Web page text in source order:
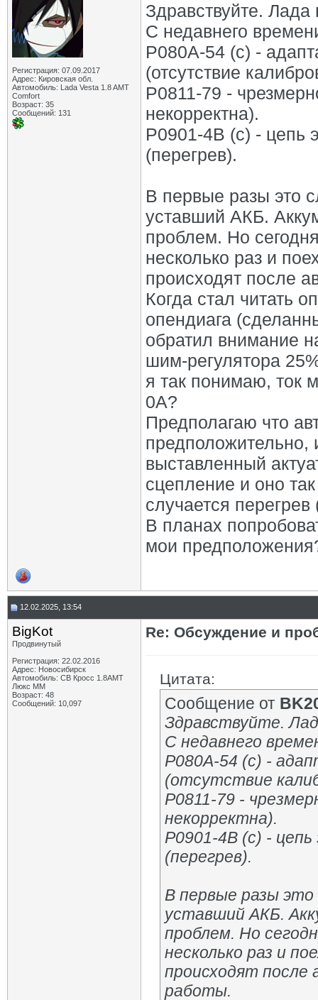
Регистрация: 07.09.2017
Адрес: Кировская обл.
Автомобиль: Lada Vesta 1.8 AMT
Comfort
Возраст: 35
Сообщений: 131
Здравствуйте.
С недавнего
P080A-54 (c) -
(отсутствие
P0811-79 -
некорректна).
P0901-4B (c) - цепь
(перегрев).
В первые разы это
уставший АКБ.
проблем. Но
несколько раз и
происходят после
Когда стал читать
опендиага
обратил внимание
шим-регулятора
я так понимаю, ток
0А?
Предполагаю что
предположительно,
выставленный
сцепление и оно
случается
В планах
мои
12.02.2025, 13:54
BigKot
Продвинутый
Регистрация: 22.02.2016
Адрес: Новосибирск
Автомобиль: СВ Кросс 1.8АМТ
Люкс ММ
Возраст: 48
Сообщений: 10,097
Re: Обсуждение и
Цитата:
Сообщение от
Здравствуйте.
С недавнего
P080A-54 (c) -
(отсутствие
P0811-79 -
некорректна).
P0901-4B (c) -
(перегрев).
В первые разы это
уставший АКБ.
проблем. Но
несколько раз и
происходят после
работы.